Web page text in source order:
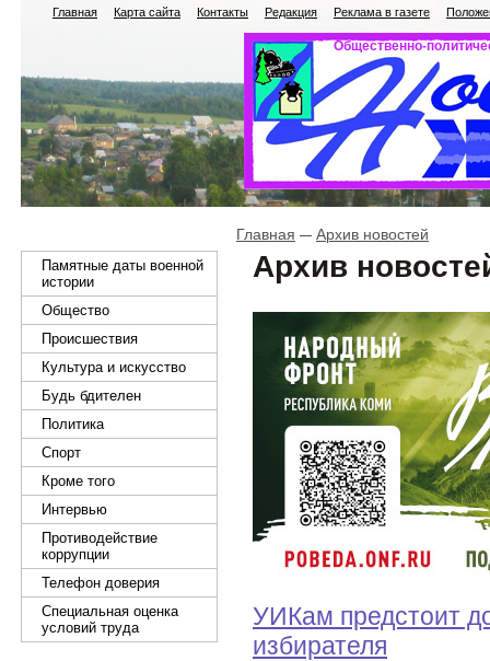
Главная Карта сайта Контакты Редакция Реклама в газете
Общественно-
Памятные даты военной
истории
Общество
Происшествия
Культура и искусство
Будь бдителен
Политика
Спорт
Кроме того
Интервью
Противодействие
коррупции
Телефон доверия
Специальная оценка
условий труда
Главная Архив новостей
Архив
УИКам предстоит
избирателя